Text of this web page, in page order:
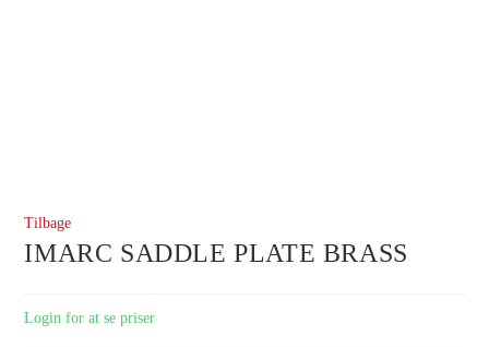
Tilbage
IMARC SADDLE PLATE BRASS
Login for at se priser